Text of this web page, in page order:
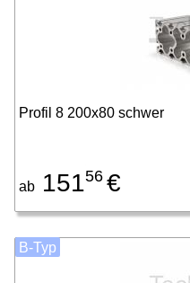
Profil 8 200x80 schwer
ab 15156 €
B-Typ